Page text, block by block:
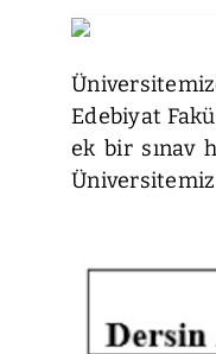
Edebiyat
ek bir sınav